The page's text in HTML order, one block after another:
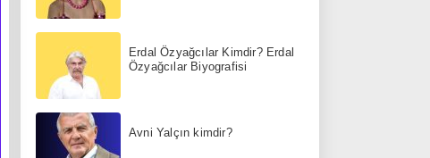
Erdal Özyağcılar Kimdir? Erdal
Özyağcılar Biyografisi
Avni Yalçın kimdir?